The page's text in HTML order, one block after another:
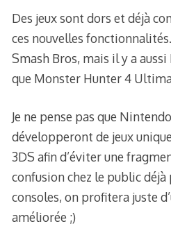
Des jeux sont dors et déjà
ces nouvelles
Smash Bros, mais il y a
que Monster Hunter 4
Je ne pense pas que
développeront de jeux
3DS afin d’éviter une
confusion chez le public déjà
consoles, on profitera juste
améliorée ;)